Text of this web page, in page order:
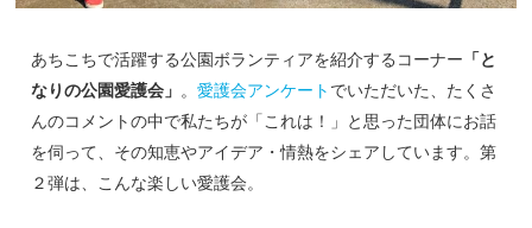
あちこちで活躍する公園ボランティアを紹介するコーナー 「と
なりの公園愛護会」 。 愛護会アンケート でいただいた、たくさ
んのコメントの中で私たちが「これは！」と思った団体にお話
を伺って、その知恵やアイデア・情熱をシェアしています。第
２弾は、こんな楽しい愛護会。